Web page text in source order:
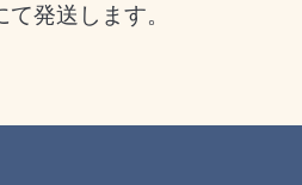
発送します。